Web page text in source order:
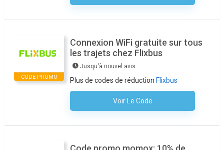
CODE PROMO
Connexion WiFi gratuite sur tous
les trajets chez Flixbus
Jusqu'à nouvel avis
Plus de codes de réduction Flixbus
Voir Le Code
Aucun Code N'est Nécessaire